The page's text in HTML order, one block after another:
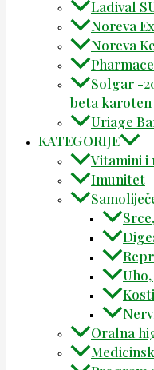
Ladival
Noreva
Noreva
Solgar -
beta karoten
Uriage
KATEGORIJE
Vitamini i
Imunitet
Oralna